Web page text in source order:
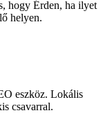
hogy Érden, ha ilyet
helyen.
eszköz. Lokális
csavarral.